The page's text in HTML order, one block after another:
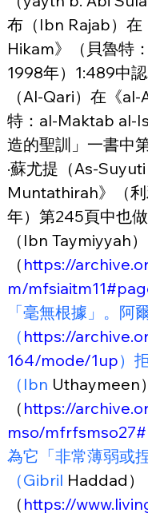
布（Ibn Rajab）
Hikam》（貝魯特
1998年）1:489中
（Al-Qari）在《
特：al-Maktab al-
造的聖訓」一書中
·蘇尤提（As-
Muntathirah》（
年）第245頁中也
（Ibn Taymiyyah）
（ https://
m/
「毫無根據」。阿
（ https://
164/mode/1up）
（Ibn Uthaymeen）
（ https://
mso/
為它「非常薄弱或
（Gibril Haddad）
（ https://